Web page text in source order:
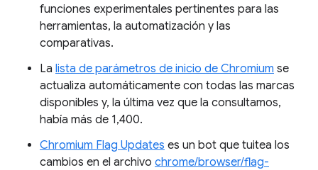
funciones experimentales pertinentes para las
herramientas, la automatización y las
comparativas.
La lista de parámetros de inicio de Chromium se
actualiza automáticamente con todas las marcas
disponibles y, la última vez que la consultamos,
había más de 1,400.
Chromium Flag Updates es un bot que tuitea los
cambios en el archivo chrome/browser/flag-